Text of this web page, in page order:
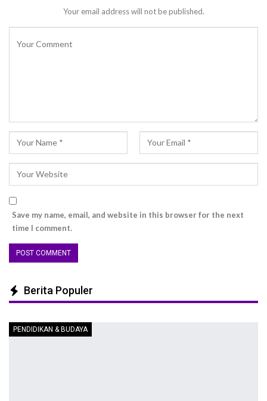
Your email address will not be published.
Save my name, email, and website in this browser for the next
time I comment.
Berita Populer
PENDIDIKAN & BUDAYA